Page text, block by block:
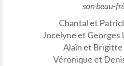
son beau-
Chantal et
Jocelyne et Georges
Alain et Brigitte
Véronique et